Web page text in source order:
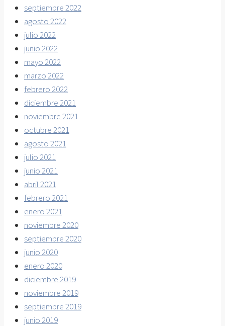
septiembre 2022
agosto 2022
julio 2022
junio 2022
mayo 2022
marzo 2022
febrero 2022
diciembre 2021
noviembre 2021
octubre 2021
agosto 2021
julio 2021
junio 2021
abril 2021
febrero 2021
enero 2021
noviembre 2020
septiembre 2020
junio 2020
enero 2020
diciembre 2019
noviembre 2019
septiembre 2019
junio 2019